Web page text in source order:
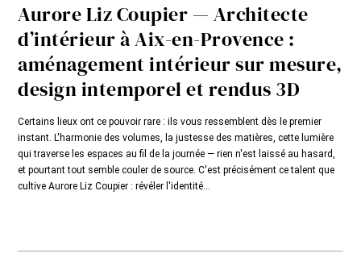
Aurore Liz Coupier — Architecte
d’intérieur à Aix-en-Provence :
aménagement intérieur sur mesure,
design intemporel et rendus 3D
Certains lieux ont ce pouvoir rare : ils vous ressemblent dès le premier
instant. L'harmonie des volumes, la justesse des matières, cette lumière
qui traverse les espaces au fil de la journée — rien n'est laissé au hasard,
et pourtant tout semble couler de source. C'est précisément ce talent que
cultive Aurore Liz Coupier : révéler l'identité...